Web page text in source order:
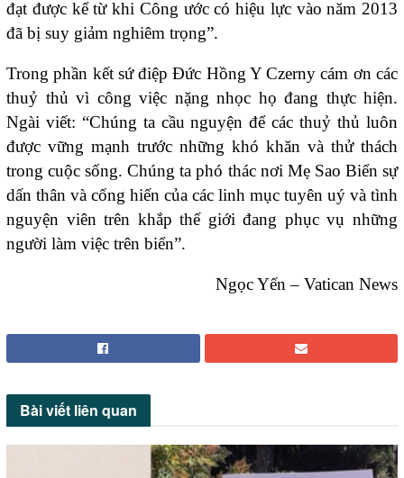
đạt được kể từ khi Công ước có hiệu lực vào năm 2013
đã bị suy giảm nghiêm trọng”.
Trong phần kết sứ điệp Đức Hồng Y Czerny cám ơn các
thuỷ thủ vì công việc nặng nhọc họ đang thực hiện.
Ngài viết: “Chúng ta cầu nguyện để các thuỷ thủ luôn
được vững mạnh trước những khó khăn và thử thách
trong cuộc sống. Chúng ta phó thác nơi Mẹ Sao Biển sự
dấn thân và cống hiến của các linh mục tuyên uý và tình
nguyện viên trên khắp thế giới đang phục vụ những
người làm việc trên biển”.
Ngọc Yến – Vatican News
Bài viết liên quan